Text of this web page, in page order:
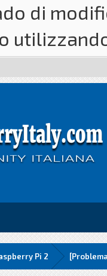
di
Pi 2